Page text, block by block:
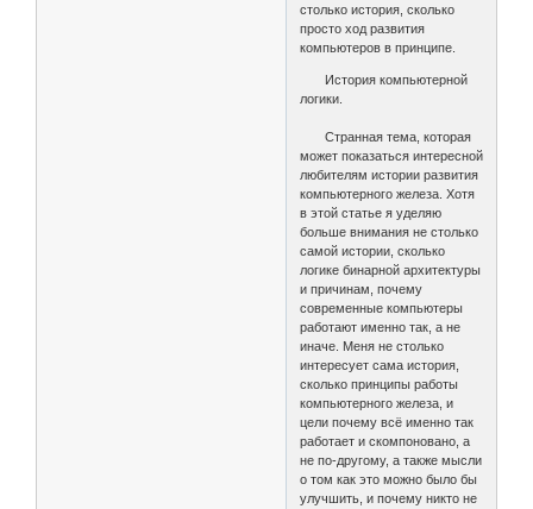
столько история, сколько
просто ход развития
компьютеров в принципе.
История компьютерной
логики.
Странная тема, которая
может показаться интересной
любителям истории развития
компьютерного железа. Хотя
в этой статье я уделяю
больше внимания не столько
самой истории, сколько
логике бинарной архитектуры
и причинам, почему
современные компьютеры
работают именно так, а не
иначе. Меня не столько
интересует сама история,
сколько принципы работы
компьютерного железа, и
цели почему всё именно так
работает и скомпоновано, а
не по-другому, а также мысли
о том как это можно было бы
улучшить, и почему никто не